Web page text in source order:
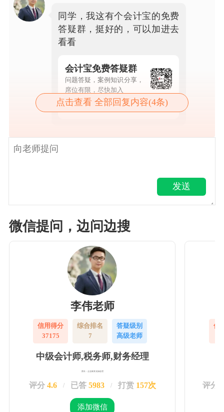
同学，我这有个会计宝的免费
答疑群，挺好的，可以加进去
看看
会计宝免费答疑群
问题答疑，案例知识分享，
席位有限，尽快加入
点击查看详情
点击查看 全部回复内容(4条)
发送
微信提问，边问边搜
李伟老师
信用得分
37175
综合排名
7
答疑级别
高级老师
中级会计师,税务师,财务经理
擅长：企业账务实操处理
评分 4.6 / 已答 5983 / 打赏 157次
添加微信
信
评分